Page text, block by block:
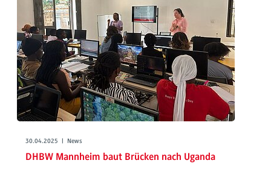
30.04.2025 | News
DHBW Mannheim baut Brücken nach Uganda